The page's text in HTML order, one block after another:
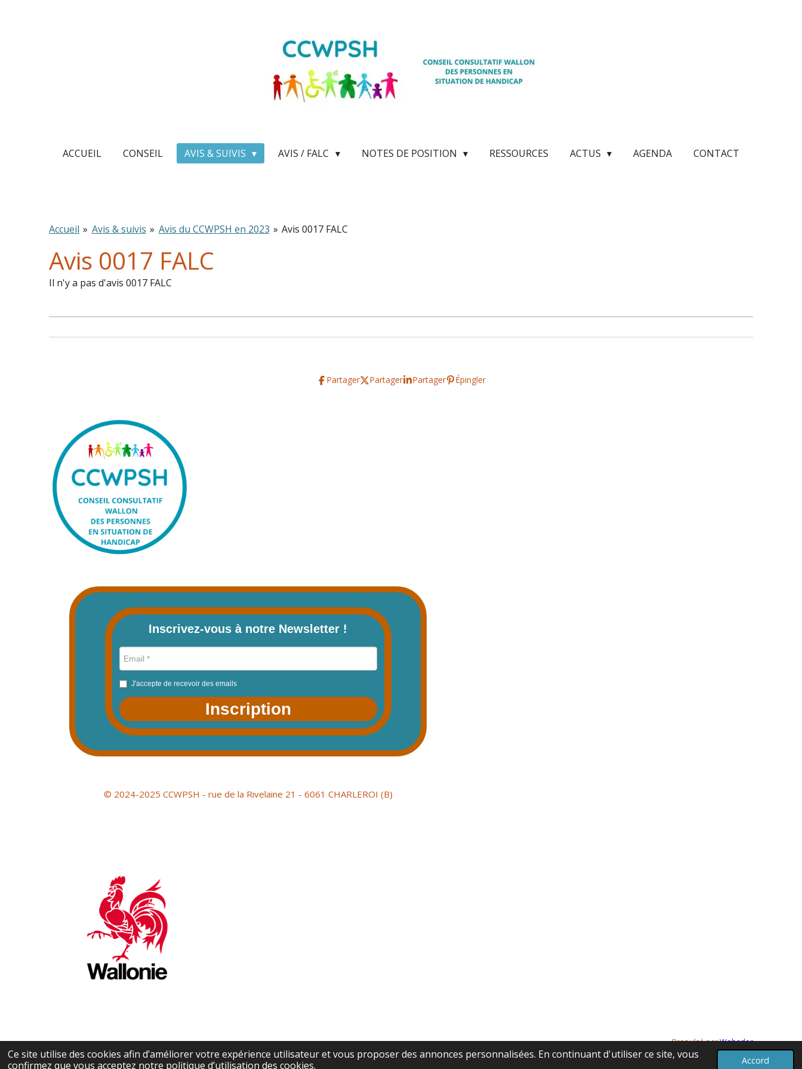
Ce site utilise des cookies afin d’améliorer votre expérience utilisateur et vous proposer des annonces personnalisées. En continuant d'utiliser ce site, vous
confirmez que vous acceptez notre politique d’utilisation des cookies.
Accord
ACCUEIL CONSEIL AVIS & SUIVIS AVIS / FALC NOTES DE POSITION RESSOURCES ACTUS AGENDA CONTACT
Accueil » Avis & suivis » Avis du CCWPSH en 2023 » Avis 0017 FALC
Avis 0017 FALC
Il n'y a pas d'avis 0017 FALC
Partager Partager Partager Épingler
Inscrivez-vous à notre Newsletter !
J'accepte de recevoir des emails
Inscription
© 2024-2025 CCWPSH - rue de la Rivelaine 21 - 6061 CHARLEROI (B)
Propulsé parWebador